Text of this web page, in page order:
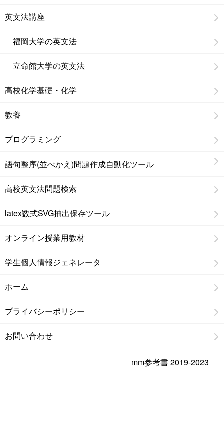
英文法講座
福岡大学の英文法
立命館大学の英文法
高校化学基礎・化学
教養
プログラミング
語句整序(並べかえ)問題作成自動化ツール
高校英文法問題検索
latex数式SVG抽出保存ツール
オンライン授業用教材
学生個人情報ジェネレータ
ホーム
プライバシーポリシー
お問い合わせ
mm参考書 2019-2023